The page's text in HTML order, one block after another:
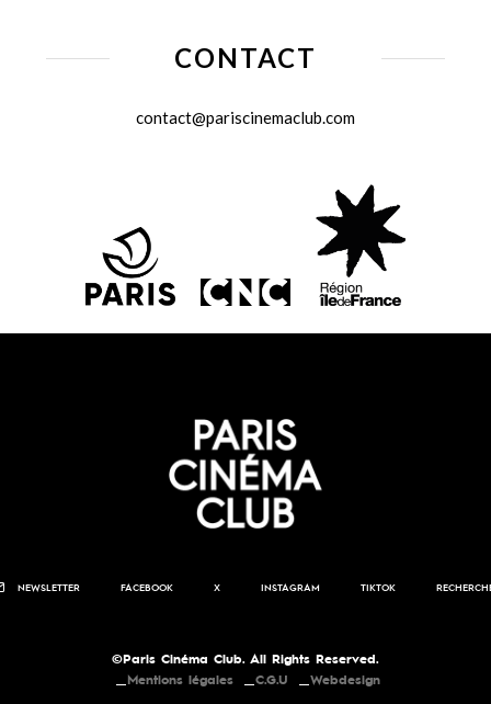
CONTACT
contact@pariscinemaclub.com
NEWSLETTER FACEBOOK X INSTAGRAM TIKTOK
©Paris Cinéma Club. All Rights Reserved.
Mentions légales
C.G.U Webdesign